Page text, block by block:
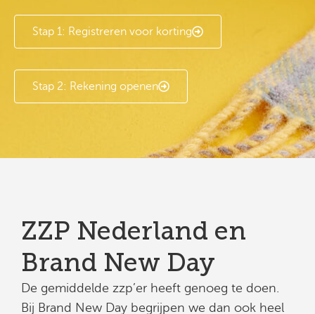
Stap 1: Registreren voor korting
Stap 2: Rekening openen
ZZP Nederland en
Brand New Day
De gemiddelde zzp’er heeft genoeg te doen.
Bij Brand New Day begrijpen we dan ook heel